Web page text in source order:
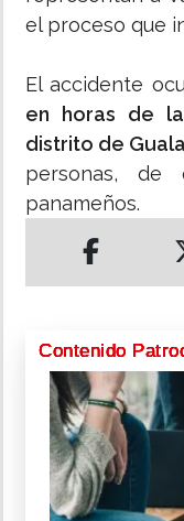
el proceso que
El accidente
en horas de
distrito de
personas,
panameños.
Contenido